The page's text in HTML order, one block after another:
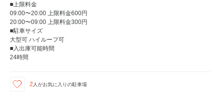
■上限料金
09:00〜20:00 上限料金600円
20:00〜09:00 上限料金300円
■駐車サイズ
大型可 ハイルーフ可
■入出庫可能時間
24時間
2 人がお気に入りの駐車場